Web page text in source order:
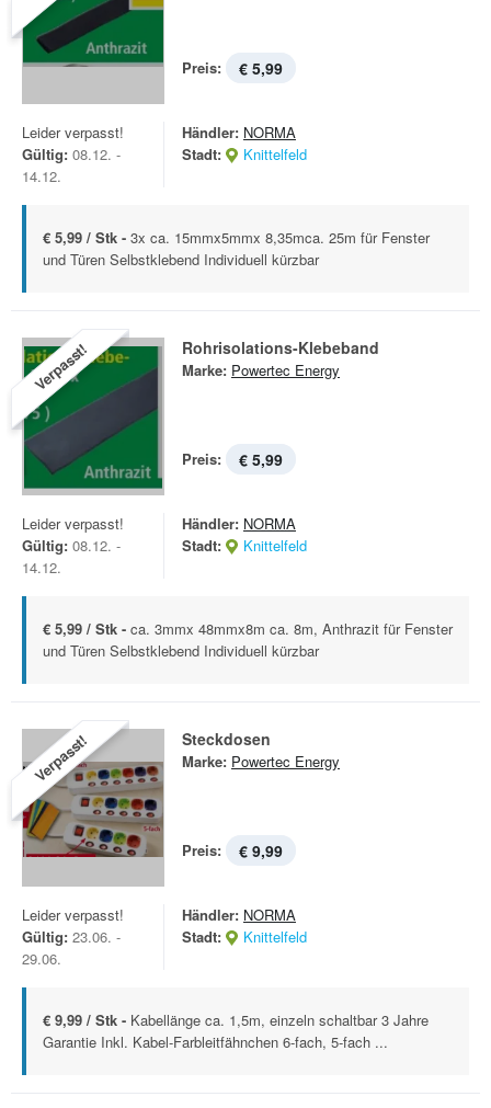
Preis: € 5,99
Leider verpasst!
Gültig: 08.12. -
14.12.
Händler: NORMA
Stadt:
Knittelfeld
€ 5,99 / Stk - 3x ca. 15mmx5mmx 8,35mca. 25m für Fenster
und Türen Selbstklebend Individuell kürzbar
Verpasst! Rohrisolations-Klebeband
Marke: Powertec Energy
Preis: € 5,99
Leider verpasst!
Gültig: 08.12. -
14.12.
Händler: NORMA
Stadt:
Knittelfeld
€ 5,99 / Stk - ca. 3mmx 48mmx8m ca. 8m, Anthrazit für Fenster
und Türen Selbstklebend Individuell kürzbar
Verpasst! Steckdosen
Marke: Powertec Energy
Preis: € 9,99
Leider verpasst!
Gültig: 23.06. -
29.06.
Händler: NORMA
Stadt:
Knittelfeld
€ 9,99 / Stk - Kabellänge ca. 1,5m, einzeln schaltbar 3 Jahre
Garantie Inkl. Kabel-Farbleitfähnchen 6-fach, 5-fach ...